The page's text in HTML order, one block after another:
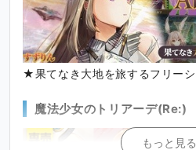
★果てなき大地を旅するフリー
魔法少女のトリアーデ(Re:)
もっと見る